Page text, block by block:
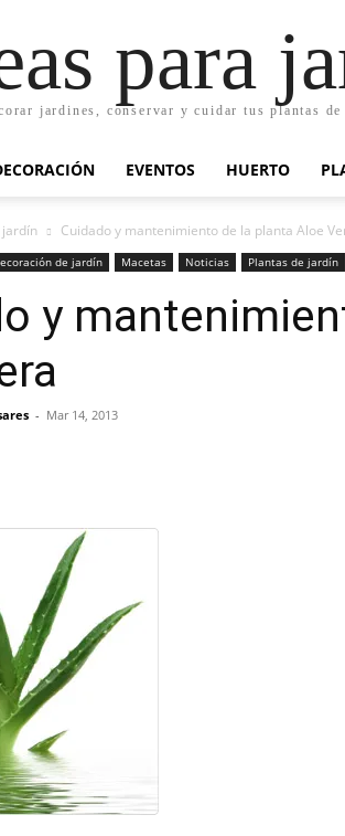
para
jardines, conservar y cuidar tus plantas
EVENTOS HUERTO
jardín Cuidado y mantenimiento de la planta Aloe
de jardín Macetas Noticias Plantas de jardín
y
- Mar 14, 2013